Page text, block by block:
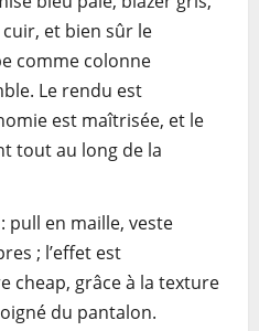
et bien sûr le
comme colonne
Le rendu est
est maîtrisée, et le
tout au long de la
: pull en maille, veste
; l’effet est
cheap, grâce à la texture
du pantalon.